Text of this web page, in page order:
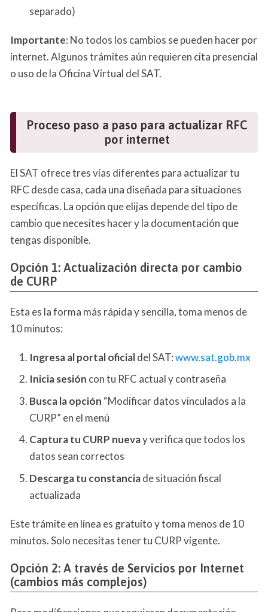
separado)
Importante: No todos los cambios se pueden hacer por
internet. Algunos trámites aún requieren cita presencial
o uso de la Oficina Virtual del SAT.
Proceso paso a paso para actualizar RFC
por internet
El SAT ofrece tres vías diferentes para actualizar tu
RFC desde casa, cada una diseñada para situaciones
específicas. La opción que elijas depende del tipo de
cambio que necesites hacer y la documentación que
tengas disponible.
Opción 1: Actualización directa por cambio
de CURP
Esta es la forma más rápida y sencilla, toma menos de
10 minutos:
Ingresa al portal oficialdel SAT:www.sat.gob.mx
Inicia sesión con tu RFC actual y contraseña
Busca la opción “Modificar datos vinculados a la
CURP” en el menú
Captura tu CURP nuevay verifica que todos los
datos sean correctos
Descarga tu constanciade situación fiscal
actualizada
Este trámite en línea es gratuito y toma menos de 10
minutos. Solo necesitas tener tu CURP vigente.
Opción 2: A través de Servicios por Internet
(cambios más complejos)